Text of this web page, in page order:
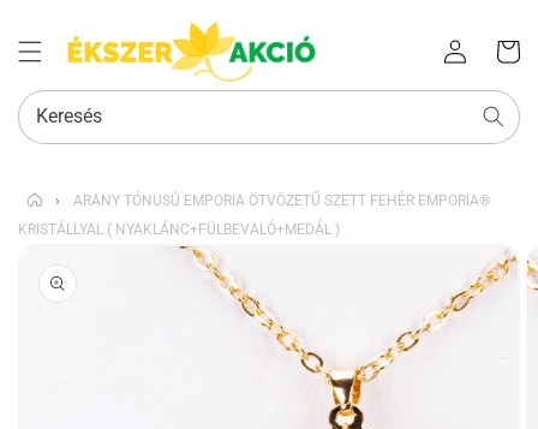
Bejelentkezés
kosara
Keresés
›
ARANY TÓNUSÚ EMPORIA ÖTVÖZETŰ SZETT FEHÉR EMPORIA®
KRISTÁLLYAL ( NYAKLÁNC+FÜLBEVALÓ+MEDÁL )
UGRÁS A
TERMÉKADATOKRA